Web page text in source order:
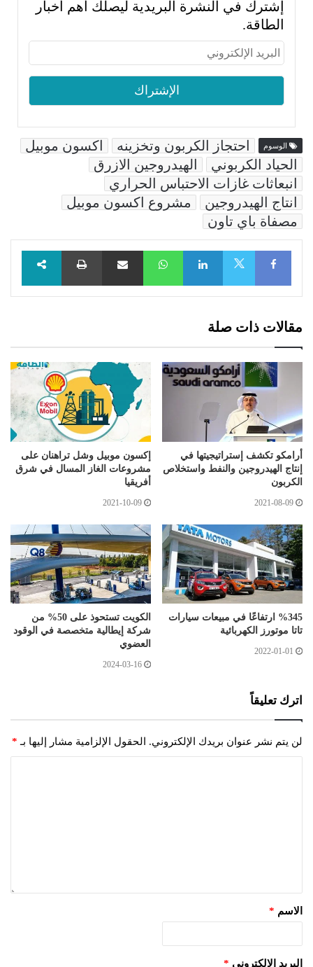
إشترك في النشرة البريدية ليصلك أهم أخبار
الطاقة.
الوسوم احتجاز الكربون وتخزينه
اكسون موبيل
الحياد الكربوني
الهيدروجين الازرق
انبعاثات غازات الاحتباس الحراري
انتاج الهيدروجين
مشروع اكسون موبيل
مصفاة باي تاون
Facebook
LinkedIn
WhatsAppمشاركة عبر البريد طباعة
مقالات ذات صلة
أرامكو تكشف إستراتيجيتها في
إنتاج الهيدروجين والنفط واستخلاص
الكربون
2021-08-09
إكسون موبيل وشل تراهنان على
مشروعات الغاز المسال في شرق
أفريقيا
2021-10-09
%345 ارتفاعًا في مبيعات سيارات
تاتا موتورز الكهربائية
2022-01-01
الكويت تستحوذ على 50% من
شركة إيطالية متخصصة في الوقود
العضوي
2024-03-16
اترك تعليقاً
لن يتم نشر عنوان بريدك الإلكتروني. الحقول الإلزامية مشار إليها بـ *
الاسم *
البريد الإلكتروني *